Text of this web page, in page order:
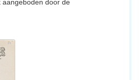
aangeboden door de